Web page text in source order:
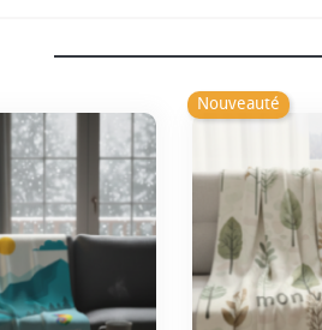
Nouveauté